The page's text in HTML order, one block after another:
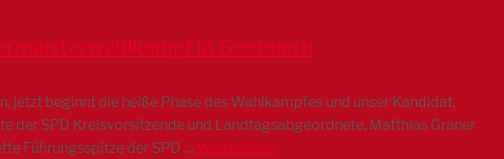
in Gommern
jetzt beginnt die heiße Phase des Wahlkampfes und unser Kandidat,
der SPD Kreisvorsitzende und Landtagsabgeordnete, Matthias Graner
Führungsspitze der SPD … Weiterlesen